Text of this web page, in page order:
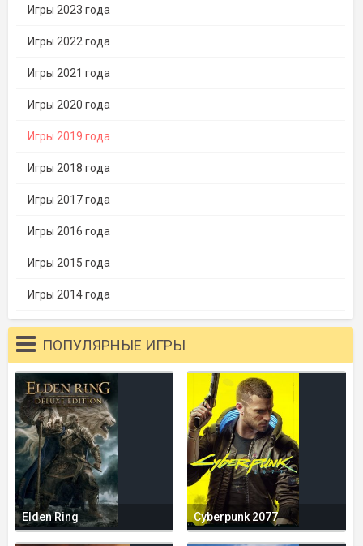
Игры 2023 года
Игры 2022 года
Игры 2021 года
Игры 2020 года
Игры 2019 года
Игры 2018 года
Игры 2017 года
Игры 2016 года
Игры 2015 года
Игры 2014 года
ПОПУЛЯРНЫЕ ИГРЫ
Elden Ring Cyberpunk 2077